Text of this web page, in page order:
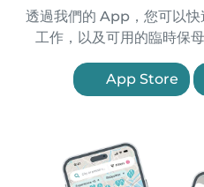
透過我們的 App，您可以
工作，以及可用的臨時保
App Store